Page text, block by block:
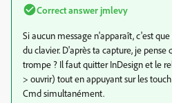
Correct answer jmlevy
Si aucun message n'apparaît, c'est
du clavier. D'après ta capture, je pense
trompe ? Il faut quitter InDesign et le
> ouvrir) tout en appuyant sur les
Cmdsimultanément.